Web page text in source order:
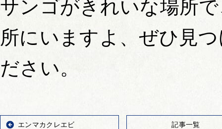
サンゴがきれいな場所
所にいますよ、ぜひ見
ださい。
エンマカクレエビ 記事一覧